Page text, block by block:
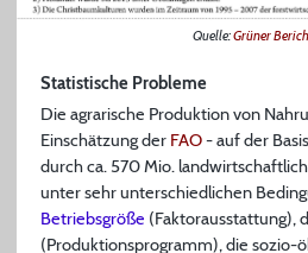
Quelle:Grüner
Statistische Probleme
Die agrarische Produktion von
Einschätzung der FAO- auf der
durch ca. 570 Mio.
unter sehr unterschiedlichen
Betriebsgröße (Faktorausstattung),
(Produktionsprogramm), die sozio-